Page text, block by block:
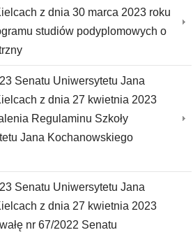
z dnia 30 marca 2023 roku
studiów podyplomowych o
Senatu Uniwersytetu Jana
z dnia 27 kwietnia 2023
Regulaminu Szkoły
Jana Kochanowskiego
Senatu Uniwersytetu Jana
z dnia 27 kwietnia 2023
nr 67/2022 Senatu